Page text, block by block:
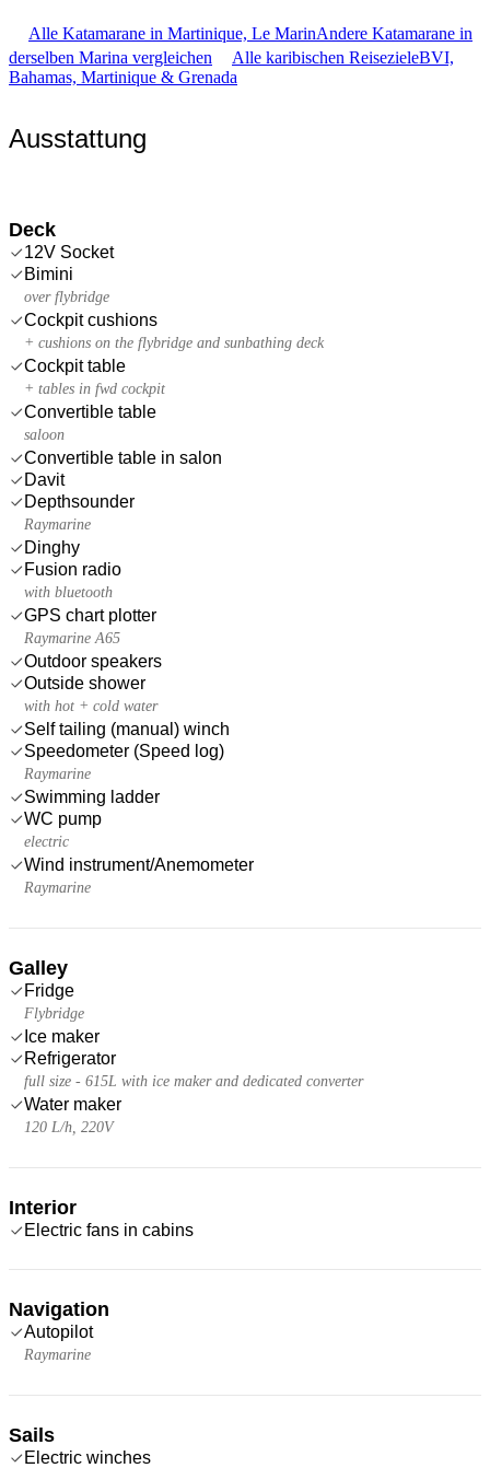
Alle Katamarane in Martinique, Le MarinAndere Katamarane in
derselben Marina vergleichen
Alle karibischen ReisezieleBVI,
Bahamas, Martinique & Grenada
Ausstattung
Deck
12V Socket
Bimini
over flybridge
Cockpit cushions
+ cushions on the flybridge and sunbathing deck
Cockpit table
+ tables in fwd cockpit
Convertible table
saloon
Convertible table in salon
Davit
Depthsounder
Raymarine
Dinghy
Fusion radio
with bluetooth
GPS chart plotter
Raymarine A65
Outdoor speakers
Outside shower
with hot + cold water
Self tailing (manual) winch
Speedometer (Speed log)
Raymarine
Swimming ladder
WC pump
electric
Wind instrument/Anemometer
Raymarine
Galley
Fridge
Flybridge
Ice maker
Refrigerator
full size - 615L with ice maker and dedicated converter
Water maker
120 L/h, 220V
Interior
Electric fans in cabins
Navigation
Autopilot
Raymarine
Sails
Electric winches